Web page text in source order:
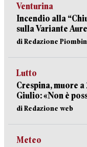
Venturina
Incendio alla
sulla Variante
di Redazione
Lutto
Crespina, muore a
Giulio: «Non è
di Redazione web
Meteo